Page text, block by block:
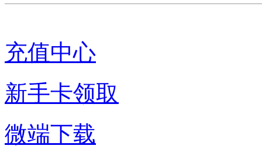
充值中心
新手卡领取
微端下载